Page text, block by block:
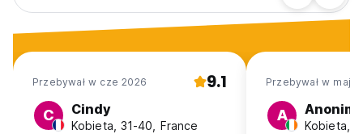
Przebywał w cze 2026 9.1
C Cindy
Kobieta, 31-40, France
Przebywał w maj
A
Kobieta,